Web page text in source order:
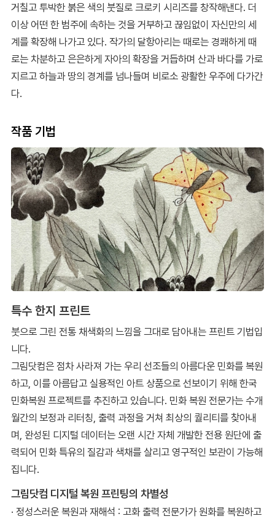
거칠고 투박한 붉은 색의 붓질로 크로키 시리즈를 창작해낸다. 더
이상 어떤 한 범주에 속하는 것을 거부하고 끊임없이 자신만의 세
계를 확장해 나가고 있다. 작가의 달항아리는 때로는 경쾌하게 때
로는 차분하고 은은하게 자아의 확장을 거듭하며 산과 바다를 가로
지르고 하늘과 땅의 경계를 넘나들며 비로소 광활한 우주에 다가간
다.
작품 기법
특수 한지 프린트
붓으로 그린 전통 채색화의 느낌을 그대로 담아내는 프린트 기법입
니다.
그림닷컴은 점차 사라져 가는 우리 선조들의 아름다운 민화를 복원
하고, 이를 아름답고 실용적인 아트 상품으로 선보이기 위해 한국
민화복원 프로젝트를 추진하고 있습니다. 민화 복원 전문가는 수개
월간의 보정과 리터칭, 출력 과정을 거쳐 최상의 퀄리티를 찾아내
며, 완성된 디지털 데이터는 오랜 시간 자체 개발한 전용 원단에 출
력되어 민화 특유의 질감과 색채를 살리고 영구적인 보관이 가능해
집니다.
그림닷컴 디지털 복원 프린팅의 차별성
· 정성스러운 복원과 재해석 : 고화 출력 전문가가 원화를 복원하고